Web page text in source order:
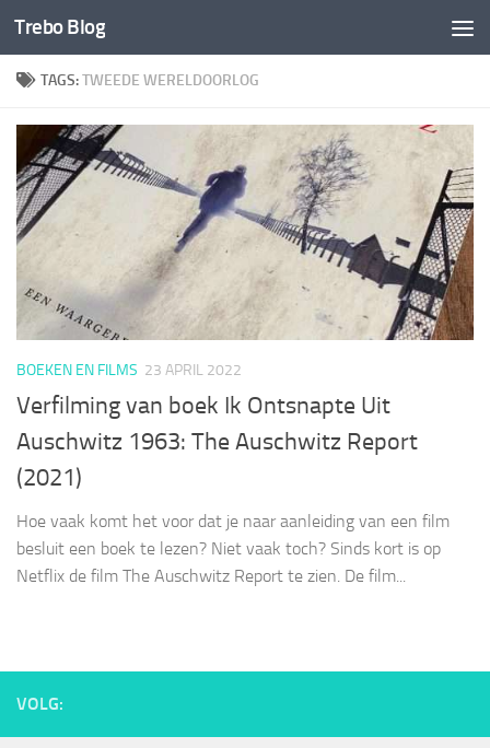
Doorgaan naar inhoud
Trebo Blog
TAGS:TWEEDE WERELDOORLOG
BOEKEN EN FILMS 23 APRIL 2022
Verfilming van boek Ik Ontsnapte Uit
Auschwitz 1963: The Auschwitz Report
(2021)
Hoe vaak komt het voor dat je naar aanleiding van een film
besluit een boek te lezen? Niet vaak toch? Sinds kort is op
Netflix de film The Auschwitz Report te zien. De film...
VOLG: